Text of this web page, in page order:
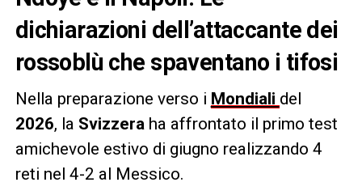
dichiarazioni dell’attaccante dei
rossoblù che spaventano i tifosi
Nella preparazione verso i Mondiali del
2026, la Svizzera ha affrontato il primo test
amichevole estivo di giugno realizzando 4
reti nel 4-2 al Messico.